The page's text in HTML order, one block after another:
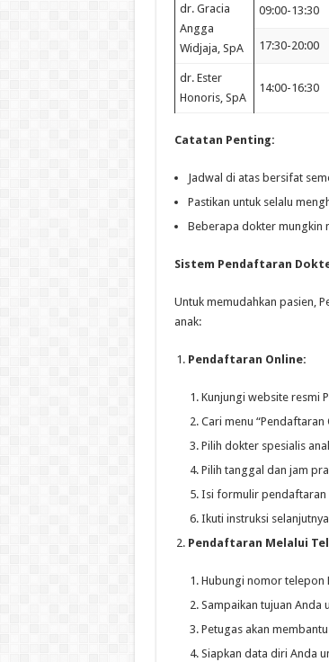
dr. Gracia
Angga
Widjaja, SpA
09:00-13:30
17:30-20:00
dr. Ester
Honoris, SpA
14:00-16:30
Catatan Penting:
Jadwal di atas bersifat
Pastikan untuk selalu
Beberapa dokter mungkin
Sistem Pendaftaran
Untuk memudahkan pasien,
anak:
Pendaftaran Online:
Kunjungi website resmi
Cari menu “Pendaftaran
Pilih dokter spesialis
Pilih tanggal dan jam
Isi formulir pendaftaran
Ikuti instruksi
Pendaftaran Melalui
Hubungi nomor telepon
Sampaikan tujuan Anda
Petugas akan
Siapkan data diri Anda